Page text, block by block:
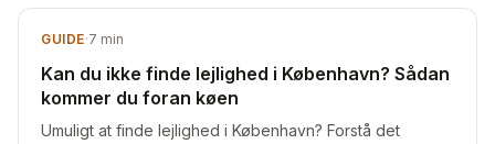
GUIDE·7 min
Kan du ikke finde lejlighed i København? Sådan
kommer du foran køen
Umuligt at finde lejlighed i København? Forstå det